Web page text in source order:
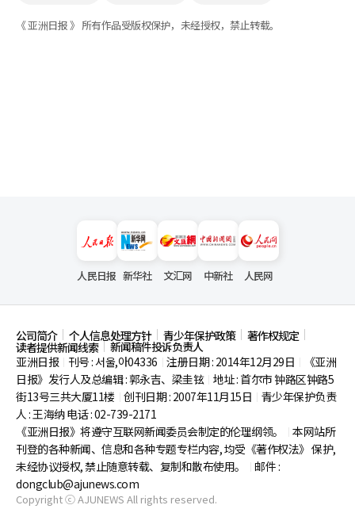
《 亚洲日报 》 所有作品受版权保护，未经授权，禁止转载。
人民日报 新华社 文汇网 中新社 人民网
公司简介 个人信息处理方针 青少年保护政策 著作权规定
读者提供新闻线索
新闻稿件投诉负责人
亚洲日报
刊号 : 서울,아04336 注册日期 : 2014年12月29日
《亚洲
日报》发行人及总编辑 : 郭永吉、梁圭铉 地址 : 首尔市钟路区钟路5
街13号三共大厦11楼 创刊日期 : 2007年11月15日
青少年保护负责
人 : 王海纳 电话 : 02-739-2171
《亚洲日报》将遵守互联网新闻委员会制定的伦理纲领。
本网站所
刊登的各种新闻、信息和各种专题专栏内容, 均受《著作权法》 保护,
未经协议授权, 禁止随意转载、复制和散布使用。
邮件 :
dongclub@ajunews.com
Copyright ⓒ AJUNEWS All rights reserved.